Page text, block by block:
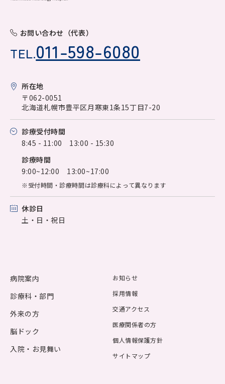
お問い合わせ（代表）
TEL.011-598-6080
所在地
〒062-0051
北海道札幌市豊平区月寒東1条15丁目7-20
診療受付時間
8:45 - 11:00 13:00 - 15:30
診療時間
9:00~12:00 13:00~17:00
※受付時間・診療時間は診療科によって異なります
休診日
土・日・祝日
病院案内
診療科・部門
外来の方
脳ドック
入院・お見舞い
お知らせ
採用情報
交通アクセス
医療関係者の方
個人情報保護方針
サイトマップ